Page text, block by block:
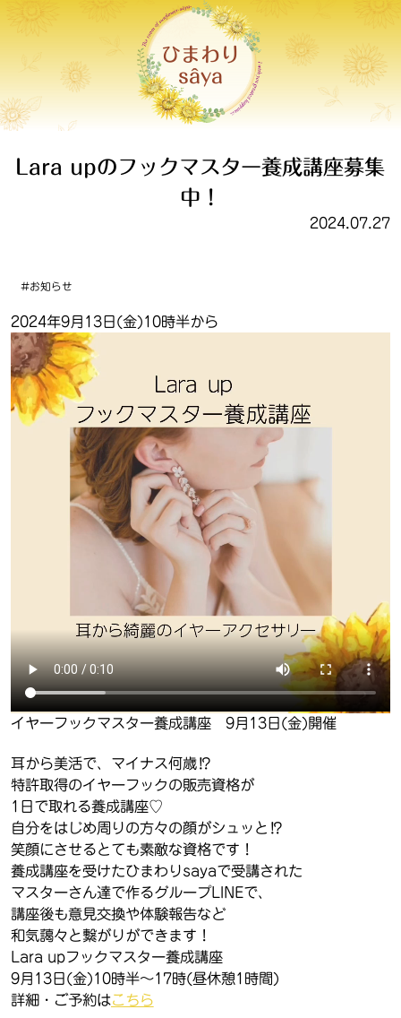
ひまわり
sâya
Lara upのフックマスター養成講座募集
中！
2024.07.27
お知らせ
2024年9月13日(金)10時半から
イヤーフックマスター養成講座 9月13日(金)開催
耳から美活で、マイナス何歳⁉︎
特許取得のイヤーフックの販売資格が
1日で取れる養成講座♡
自分をはじめ周りの方々の顔がシュッと⁉︎
笑顔にさせるとても素敵な資格です！
養成講座を受けたひまわりsayaで受講された
マスターさん達で作るグループLINEで、
講座後も意見交換や体験報告など
和気藹々と繋がりができます！
Lara upフックマスター養成講座
9月13日(金)10時半〜17時(昼休憩1時間)
詳細・ご予約はこちら